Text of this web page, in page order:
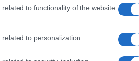
to functionality of the website
to personalization.